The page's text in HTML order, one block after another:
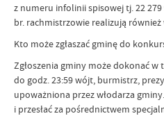
z numeru infolinii spisowej tj. 22 279
br. rachmistrzowie realizują
Kto może zgłaszać gminę do
Zgłoszenia gminy może dokonać w
do godz. 23:59 wójt, burmistrz,
upoważniona przez włodarza
i przesłać za pośrednictwem